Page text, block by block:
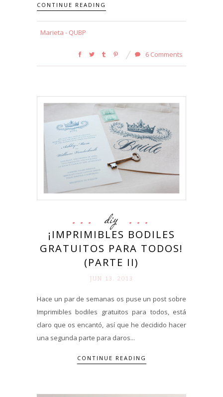
CONTINUE READING
Marieta - QUBP
6 Comments
diy
¡IMPRIMIBLES BODILES
GRATUITOS PARA TODOS!
(PARTE II)
JUN 13. 2013
Hace un par de semanas os puse un post sobre
Imprimibles bodiles gratuitos para todos, está
claro que os encantó, así que he decidido hacer
una segunda parte para daros...
CONTINUE READING